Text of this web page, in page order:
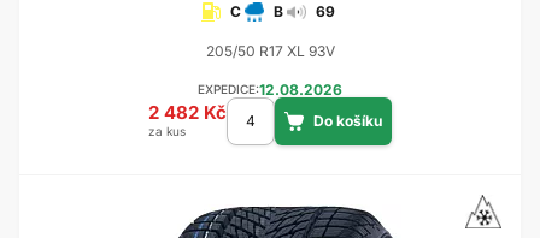
C
B 69
205/50 R17 XL 93V
EXPEDICE:12.08.2026
2 482 Kč
za kus